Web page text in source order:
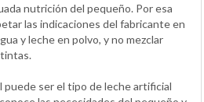
nutrición del pequeño. Por esa
las indicaciones del fabricante en
y leche en polvo, y no mezclar
puede ser el tipo de leche artificial